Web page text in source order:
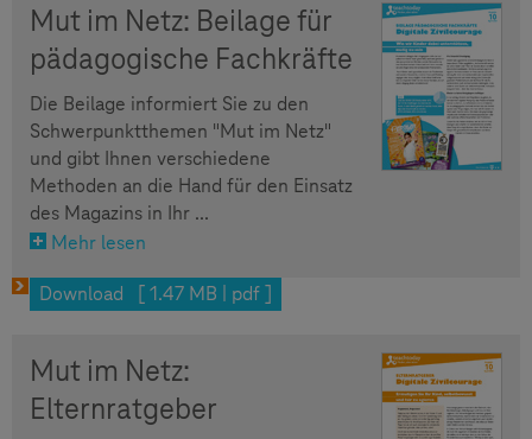
Mut im Netz: Beilage für
pädagogische Fachkräfte
Die Beilage informiert Sie zu den
Schwerpunktthemen "Mut im Netz"
und gibt Ihnen verschiedene
Methoden an die Hand für den Einsatz
des Magazins in Ihr ...
Mehr lesen
Download [ 1.47 MB | pdf ]
Mut im Netz:
Elternratgeber